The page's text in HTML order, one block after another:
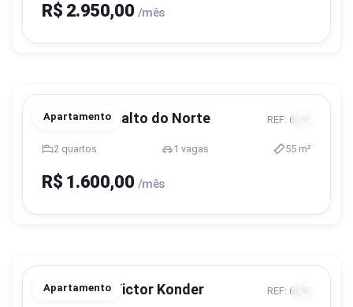
R$ 2.950,00 /mês
Apartamento
Blumenau, Salto do Norte REF: 6193
2 quartos 1 vagas 55 m²
R$ 1.600,00 /mês
Apartamento
Blumenau, Victor Konder REF: 6552